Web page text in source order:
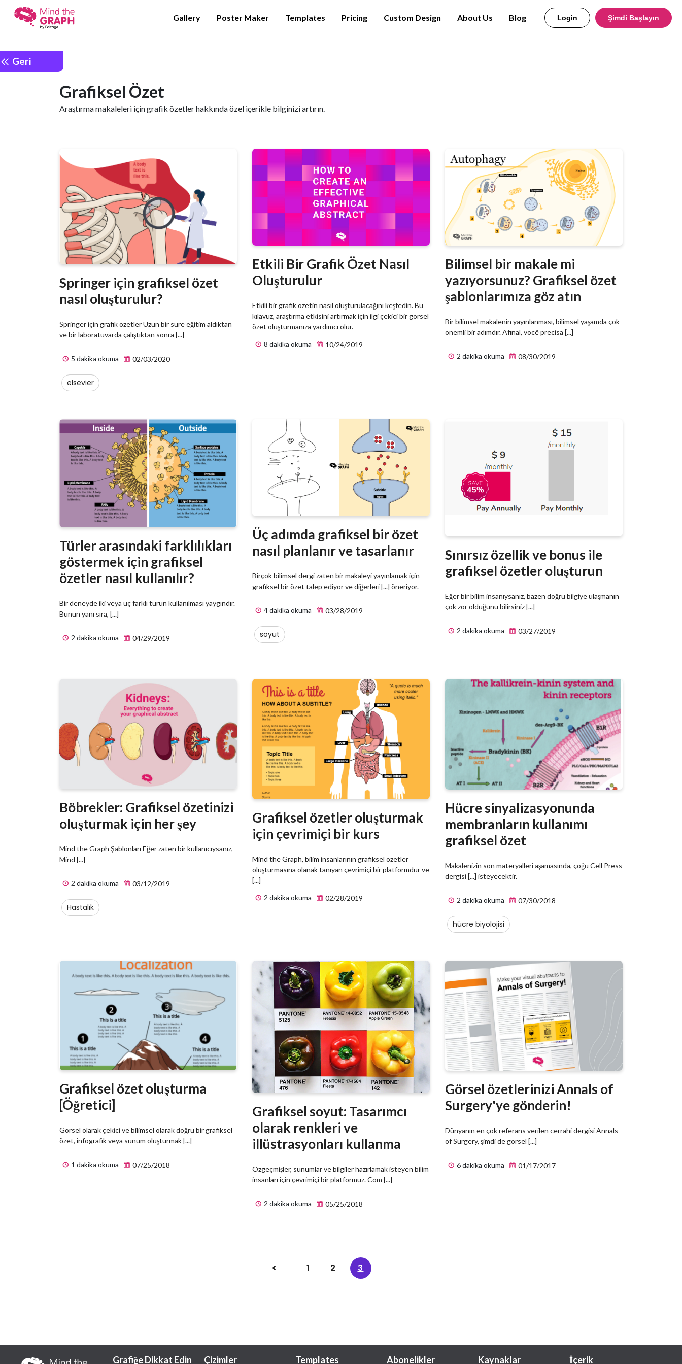
Gallery Poster Maker Templates Pricing Custom Design About Us Blog Login Şimdi Başlayın
Geri
Grafiksel Özet
Araştırma makaleleri için grafik özetler hakkında özel içerikle bilginizi artırın.
Springer için grafiksel özet
nasıl oluşturulur?
Springer için grafik özetler Uzun bir süre eğitim aldıktan
ve bir laboratuvarda çalıştıktan sonra [...]
5 dakika okuma 02/03/2020
elsevier
Etkili Bir Grafik Özet Nasıl
Oluşturulur
Etkili bir grafik özetin nasıl oluşturulacağını keşfedin. Bu
kılavuz, araştırma etkisini artırmak için ilgi çekici bir görsel
özet oluşturmanıza yardımcı olur.
8 dakika okuma
10/24/2019
Bilimsel bir makale mi
yazıyorsunuz? Grafiksel özet
şablonlarımıza göz atın
Bir bilimsel makalenin yayınlanması, bilimsel yaşamda çok
önemli bir adımdır. Afinal, você precisa [...]
2 dakika okuma 08/30/2019
Türler arasındaki farklılıkları
göstermek için grafiksel
özetler nasıl kullanılır?
Bir deneyde iki veya üç farklı türün kullanılması yaygındır.
Bunun yanı sıra, [...]
2 dakika okuma 04/29/2019
Üç adımda grafiksel bir özet
nasıl planlanır ve tasarlanır
Birçok bilimsel dergi zaten bir makaleyi yayınlamak için
grafiksel bir özet talep ediyor ve diğerleri [...] öneriyor.
4 dakika okuma 03/28/2019
soyut
Sınırsız özellik ve bonus ile
grafiksel özetler oluşturun
Eğer bir bilim insanıysanız, bazen doğru bilgiye ulaşmanın
çok zor olduğunu bilirsiniz [...]
2 dakika okuma 03/27/2019
Böbrekler: Grafiksel özetinizi
oluşturmak için her şey
Mind the Graph Şablonları Eğer zaten bir kullanıcıysanız,
Mind [...]
2 dakika okuma 03/12/2019
Hastalık
Grafiksel özetler oluşturmak
için çevrimiçi bir kurs
Mind the Graph, bilim insanlarının grafiksel özetler
oluşturmasına olanak tanıyan çevrimiçi bir platformdur ve
[...]
2 dakika okuma
02/28/2019
Hücre sinyalizasyonunda
membranların kullanımı
grafiksel özet
Makalenizin son materyalleri aşamasında, çoğu Cell Press
dergisi [...] isteyecektir.
2 dakika okuma 07/30/2018
hücre biyolojisi
Grafiksel özet oluşturma
[Öğretici]
Görsel olarak çekici ve bilimsel olarak doğru bir grafiksel
özet, infografik veya sunum oluşturmak [...]
1 dakika okuma 07/25/2018
Grafiksel soyut: Tasarımcı
olarak renkleri ve
illüstrasyonları kullanma
Özgeçmişler, sunumlar ve bilgiler hazırlamak isteyen bilim
insanları için çevrimiçi bir platformuz. Com [...]
2 dakika okuma 05/25/2018
Görsel özetlerinizi Annals of
Surgery'ye gönderin!
Dünyanın en çok referans verilen cerrahi dergisi Annals
of Surgery, şimdi de görsel [...]
6 dakika okuma 01/17/2017
1 2 3
Grafiğe Dikkat Edin Çizimler Templates Abonelikler Kaynaklar İçerik